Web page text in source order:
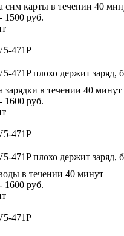
сим карты в течении 40
1500 руб.
471P
471P плохо держит заряд,
зарядки в течении 40 минут
1600 руб.
471P
471P плохо держит заряд,
в течении 40 минут
1600 руб.
471P